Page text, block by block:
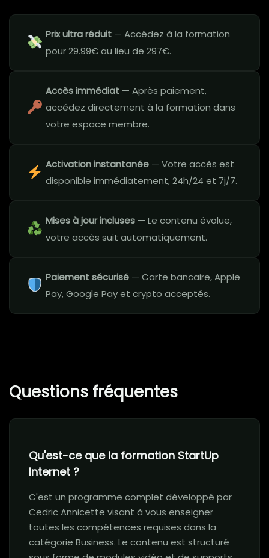
Prix ultra réduit — Accédez à la formation
pour 29.99€ au lieu de 297€.
Accès immédiat — Après paiement,
accédez directement à la formation dans
votre espace membre.
Activation instantanée — Votre accès est
disponible immédiatement, 24h/24 et 7j/7.
Mises à jour incluses — Le contenu évolue,
votre accès suit automatiquement.
Paiement sécurisé — Carte bancaire, Apple
Pay, Google Pay et crypto acceptés.
Questions fréquentes
Qu'est-ce que la formation StartUp
Internet ?
C'est un programme complet développé par
Cedric Annicette visant à vous enseigner
toutes les compétences requises dans la
catégorie Business. Le contenu est structuré